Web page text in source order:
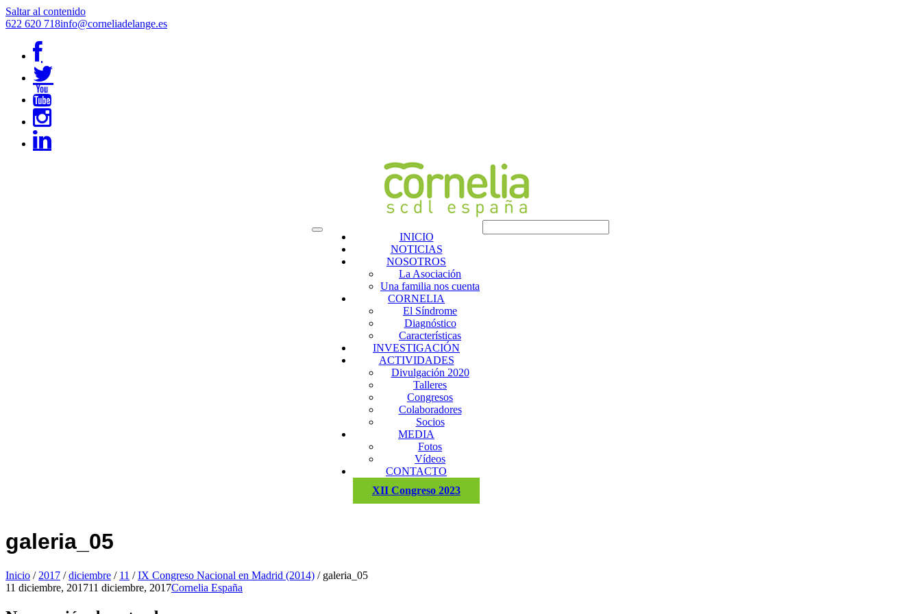
Saltar al contenido
622 620 718info@corneliadelange.es
INICIO
NOTICIAS
NOSOTROS
La Asociación
Una familia nos cuenta
CORNELIA
El Síndrome
Diagnóstico
Características
INVESTIGACIÓN
ACTIVIDADES
Divulgación 2020
Talleres
Congresos
Colaboradores
Socios
MEDIA
Fotos
Vídeos
CONTACTO
XII Congreso 2023
galeria_05
Inicio / 2017 / diciembre / 11 / IX Congreso Nacional en Madrid (2014) / galeria_05
11 diciembre, 201711 diciembre, 2017Cornelia España